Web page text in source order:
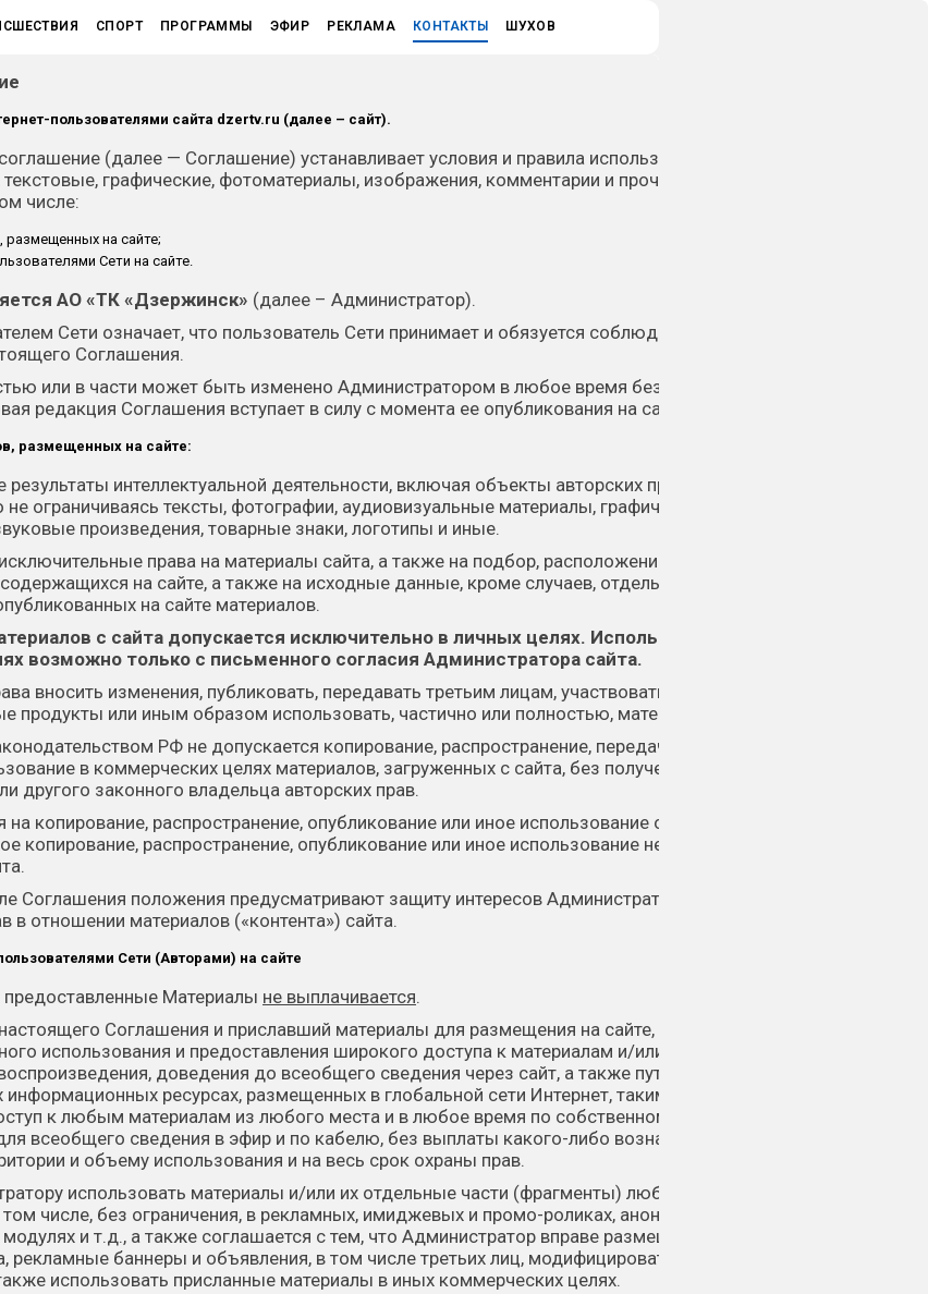
СПОРТ ПРОГРАММЫ ЭФИР РЕКЛАМА КОНТАКТЫ ШУХОВ
пользователями сайта dzertv.ru (далее – сайт).
(далее — Соглашение) устанавливает условия и правила использования
графические, фотоматериалы, изображения, комментарии и проч.) пользователями
числе:
на сайте;
Сети на сайте.
АО «ТК «Дзержинск» (далее – Администратор).
Сети означает, что пользователь Сети принимает и обязуется соблюдать все
Соглашения.
или в части может быть изменено Администратором в любое время без какого-либо
редакция Соглашения вступает в силу с момента ее опубликования на сайте.
размещенных на сайте:
интеллектуальной деятельности, включая объекты авторских прав и средства
ограничиваясь тексты, фотографии, аудиовизуальные материалы, графические
произведения, товарные знаки, логотипы и иные.
права на материалы сайта, а также на подбор, расположение, систематизацию
на сайте, а также на исходные данные, кроме случаев, отдельно отмеченных
на сайте материалов.
с сайта допускается исключительно в личных целях. Использование
возможно только с письменного согласия Администратора сайта.
вносить изменения, публиковать, передавать третьим лицам, участвовать в продаже или
продукты или иным образом использовать, частично или полностью, материалы сайта.
РФ не допускается копирование, распространение, передача третьим лицам,
в коммерческих целях материалов, загруженных с сайта, без получения письменного
другого законного владельца авторских прав.
копирование, распространение, опубликование или иное использование охраняемых
копирование, распространение, опубликование или иное использование не допускается без
Соглашения положения предусматривают защиту интересов Администратора и третьих лиц,
отношении материалов («контента») сайта.
Сети (Авторами) на сайте
Материалы не выплачивается.
Соглашения и приславший материалы для размещения на сайте, передает
использования и предоставления широкого доступа к материалам и/или их отдельным
доведения до всеобщего сведения через сайт, а также путем размещения
ресурсах, размещенных в глобальной сети Интернет, таким образом, что
к любым материалам из любого места и в любое время по собственному выбору, а также
всеобщего сведения в эфир и по кабелю, без выплаты какого-либо вознаграждения, без
и объему использования и на весь срок охраны прав.
использовать материалы и/или их отдельные части (фрагменты) любыми способами, в
числе, без ограничения, в рекламных, имиджевых и промо-роликах, анонсах, спонсорских
и т.д., а также соглашается с тем, что Администратор вправе размещать на страницах,
баннеры и объявления, в том числе третьих лиц, модифицировать и
использовать присланные материалы в иных коммерческих целях.